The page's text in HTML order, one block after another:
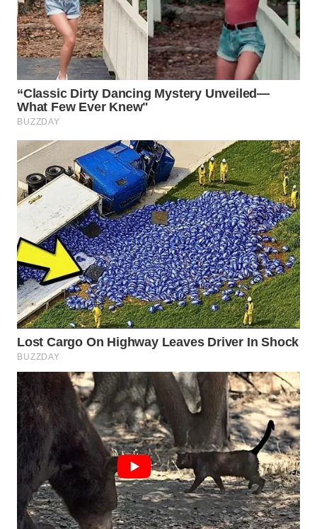
PLN
WATCH
MKLI
LPKKI
LKKI
KOPEKLIN
PORTAL
KONSUMEN
FORWAMKI
ALPERKLINAS
FORJASIDA
TAMBANG
NEWS
SITUNGIR
NEWS
SIDIKALANG
NEWS